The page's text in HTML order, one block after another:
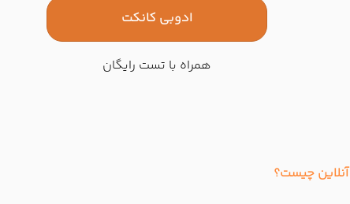
ادوبی کانکت
همراه با تست رایگان
چیست؟